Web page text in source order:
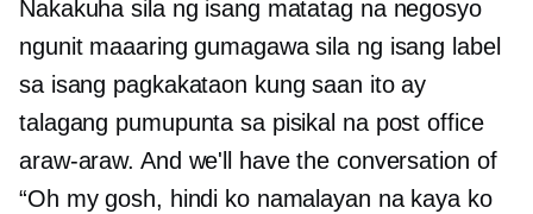
Nakakuha sila ng isang matatag na negosyo
ngunit maaaring gumagawa sila ng isang label
sa isang pagkakataon kung saan ito ay
talagang pumupunta sa pisikal na post office
araw-araw. And we'll have the conversation of
“Oh my gosh, hindi ko namalayan na kaya ko